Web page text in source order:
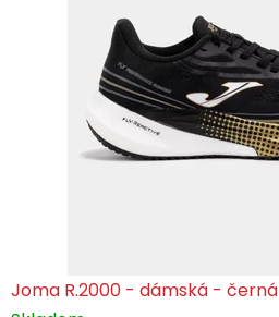
Joma R.2000 - dámská - černá